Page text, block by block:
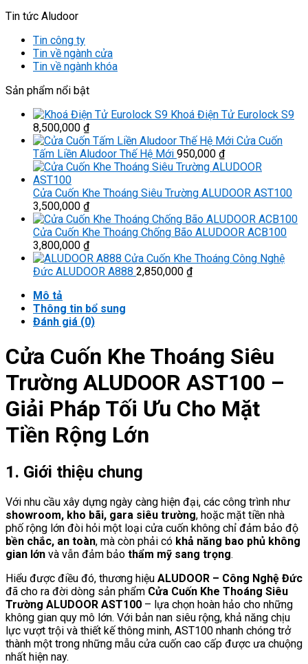
Tin tức Aludoor
Tin công ty
Tin về ngành cửa
Tin về ngành khóa
Sản phẩm nổi bật
Khoá Điện Tử Eurolock S9
8,500,000 ₫
Cửa Cuốn
Tấm Liền Aludoor Thế Hệ Mới 950,000 ₫
Cửa Cuốn Khe Thoáng Siêu Trường ALUDOOR AST100
3,500,000 ₫
Cửa Cuốn Khe Thoáng Chống Bão ALUDOOR ACB100
3,800,000 ₫
Cửa Cuốn Khe Thoáng Công Nghệ
Đức ALUDOOR A888 2,850,000 ₫
Mô tả
Thông tin bổ sung
Đánh giá (0)
Cửa Cuốn Khe Thoáng Siêu
Trường ALUDOOR AST100 –
Giải Pháp Tối Ưu Cho Mặt
Tiền Rộng Lớn
1. Giới thiệu chung
Với nhu cầu xây dựng ngày càng hiện đại, các công trình như
showroom, kho bãi, gara siêu trường, hoặc mặt tiền nhà
phố rộng lớn đòi hỏi một loại cửa cuốn không chỉ đảm bảo độ
bền chắc, an toàn, mà còn phải có khả năng bao phủ không
gian lớn và vẫn đảm bảo thẩm mỹ sang trọng.
Hiểu được điều đó, thương hiệu ALUDOOR – Công Nghệ Đức
đã cho ra đời dòng sản phẩm Cửa Cuốn Khe Thoáng Siêu
Trường ALUDOOR AST100 – lựa chọn hoàn hảo cho những
không gian quy mô lớn. Với bản nan siêu rộng, khả năng chịu
lực vượt trội và thiết kế thông minh, AST100 nhanh chóng trở
thành một trong những mẫu cửa cuốn cao cấp được ưa chuộng
nhất hiện nay.